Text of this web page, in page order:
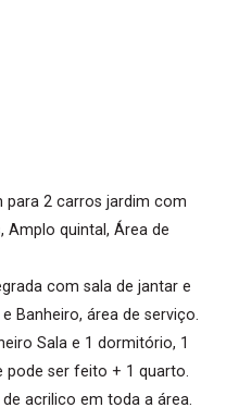
para 2 carros jardim com
Amplo quintal, Área de
com sala de jantar e
Banheiro, área de serviço.
Sala e 1 dormitório, 1
pode ser feito + 1 quarto.
acrilico em toda a área.